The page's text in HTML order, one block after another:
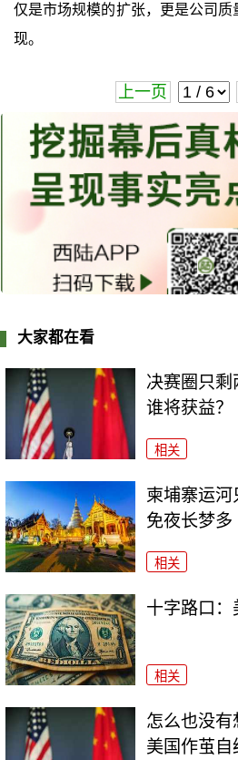
仅是市场规模的扩张，更是公司
现。
上一页
大家都在看
决赛圈只剩
谁将获益？
相关
柬埔寨运
免夜长梦多
相关
十字路口
相关
怎么也没有
美国作茧自